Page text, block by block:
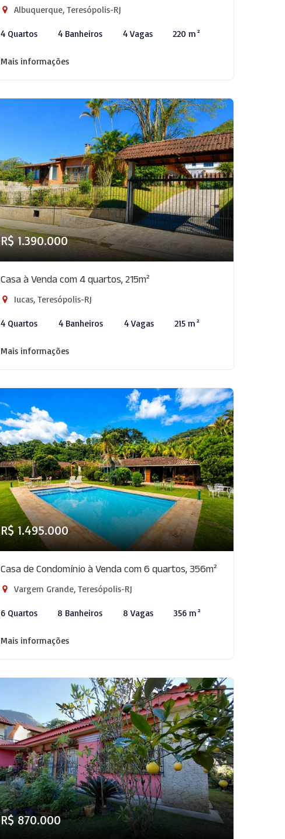
Albuquerque, Teresópolis-RJ
4 Quartos 4 Banheiros 4 Vagas 220 m²
Mais informações
R$ 1.390.000
Casa à Venda com 4 quartos, 215m²
Iucas, Teresópolis-RJ
4 Quartos 4 Banheiros 4 Vagas 215 m²
Mais informações
R$ 1.495.000
Casa de Condomínio à Venda com 6 quartos, 356m²
Vargem Grande, Teresópolis-RJ
6 Quartos 8 Banheiros 8 Vagas 356 m²
Mais informações
R$ 870.000